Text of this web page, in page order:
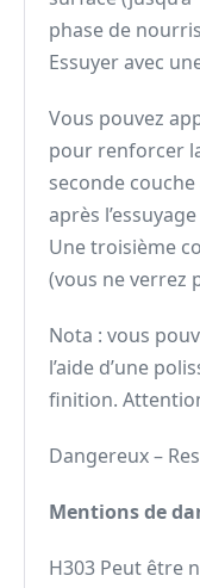
phase de
Essuyer avec
Vous pouvez
pour renforcer
seconde
après
Une troisième
(vous ne verrez
Nota : vous
l’aide d’une
finition.
Dangereux –
Mentions de
H303 Peut être